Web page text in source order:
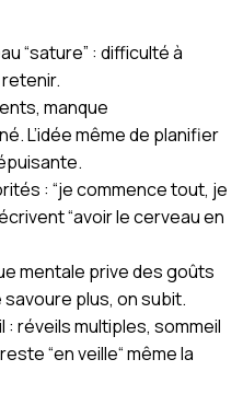
“sature” : difficulté à
manque
L’idée même de planifier
: “je commence tout, je
“avoir le cerveau en
mentale prive des goûts
savoure plus, on subit.
réveils multiples, sommeil
“en veille“ même la